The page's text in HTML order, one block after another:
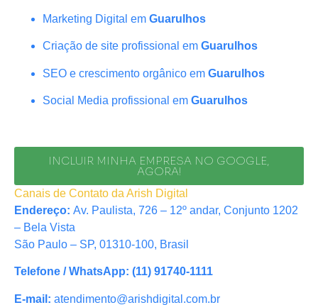
Marketing Digital em Guarulhos
Criação de site profissional em Guarulhos
SEO e crescimento orgânico em Guarulhos
Social Media profissional em Guarulhos
INCLUIR MINHA EMPRESA NO GOOGLE,
AGORA!
Canais de Contato da Arish Digital
Endereço: Av. Paulista, 726 – 12º andar, Conjunto 1202
– Bela Vista
São Paulo – SP, 01310-100, Brasil
Telefone / WhatsApp: (11) 91740-1111
E-mail: atendimento@arishdigital.com.br